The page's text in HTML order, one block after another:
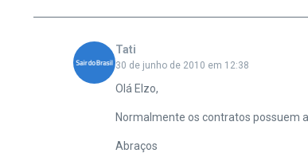
Tati
30 de junho de 2010 em 12:38
Olá Elzo,
Normalmente os contratos possuem
Abraços